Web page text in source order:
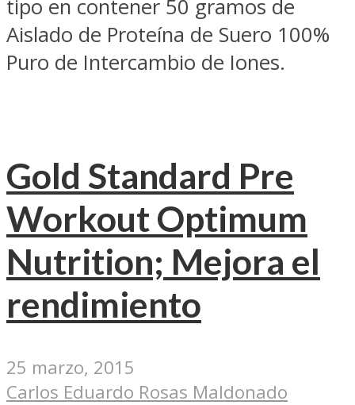
tipo en contener 50 gramos de
Aislado de Proteína de Suero 100%
Puro de Intercambio de Iones.
Gold Standard Pre
Workout Optimum
Nutrition; Mejora el
rendimiento
25 marzo, 2015
Carlos Eduardo Rosas Maldonado